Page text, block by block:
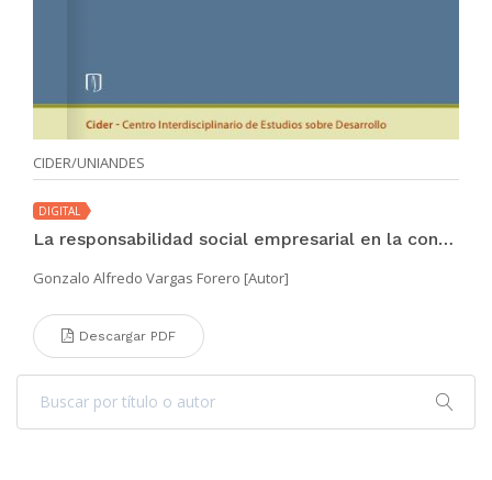
CIDER/UNIANDES
DIGITAL
La responsabilidad social empresarial en la construcción de paz: una introducción
Gonzalo Alfredo Vargas Forero [Autor]
Descargar PDF